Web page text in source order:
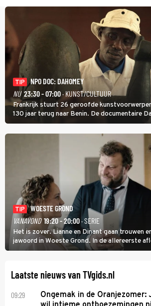
TIP
NPO DOC: DAHOMEY
NU 23:30 - 07:00· KUNST/CULTUUR
Frankrijk stuurt 26 geroofde
130 jaar terug naar Benin. De documentaire
transport en toont de aankomst. Inwoners
betekenis van de teruggave.
TIP
WOESTE GROND
VANAVOND 19:20 - 20:00· SERIE
Het is zover. Lianne en Dinant gaan trouwen
jawoord in Woeste Grond. In de allereerste
eerste seizoen kwam Lianne vanuit de
Laatste nieuws van TVgids.nl
09:29
Ongemak in de Oranjezomer: